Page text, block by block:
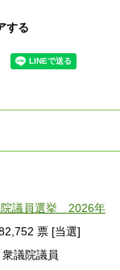
する
院議員選挙 2026年
票 [当選]
議院議員